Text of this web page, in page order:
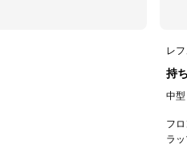
レ
持
中型
フ
ラ